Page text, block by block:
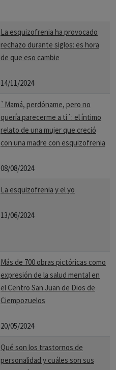
La esquizofrenia ha provocado
rechazo durante siglos: es hora
de que eso cambie
14/11/2024
`Mamá, perdóname, pero no
quería parecerme a ti´: el íntimo
relato de una mujer que creció
con una madre con esquizofrenia
08/08/2024
La esquizofrenia y el yo
13/06/2024
Más de 700 obras pictóricas como
expresión de la salud mental en
el Centro San Juan de Dios de
Ciempozuelos
20/05/2024
Qué son los trastornos de
personalidad y cuáles son sus